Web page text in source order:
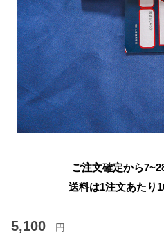
ご注文確定から
送料は1注文あたり
5,100 円